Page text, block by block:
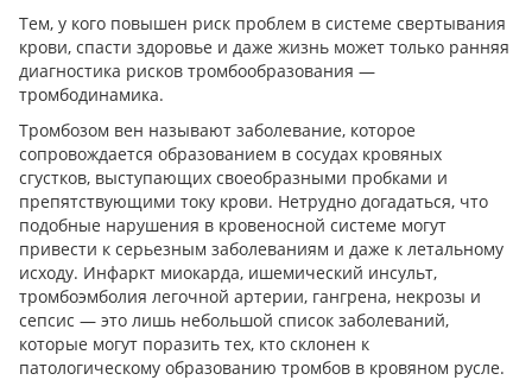
Тем, у кого повышен риск проблем в системе свертывания
крови, спасти здоровье и даже жизнь может только ранняя
диагностика рисков тромбообразования —
тромбодинамика.
Тромбозом вен называют заболевание, которое
сопровождается образованием в сосудах кровяных
сгустков, выступающих своеобразными пробками и
препятствующими току крови. Нетрудно догадаться, что
подобные нарушения в кровеносной системе могут
привести к серьезным заболеваниям и даже к летальному
исходу. Инфаркт миокарда, ишемический инсульт,
тромбоэмболия легочной артерии, гангрена, некрозы и
сепсис — это лишь небольшой список заболеваний,
которые могут поразить тех, кто склонен к
патологическому образованию тромбов в кровяном русле.